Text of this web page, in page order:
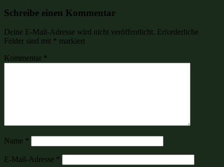
Schreibe einen Kommentar
Deine E-Mail-Adresse wird nicht veröffentlicht. Erforderliche
Felder sind mit * markiert
Kommentar *
Name *
E-Mail-Adresse *